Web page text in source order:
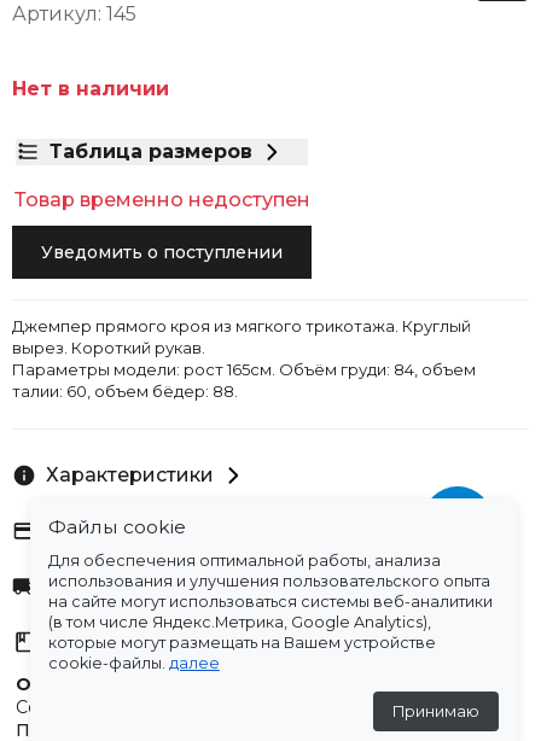
Артикул: 145
Нет в наличии
Таблица размеров
Товар временно недоступен
Уведомить о поступлении
Джемпер прямого кроя из мягкого трикотажа. Круглый
вырез. Короткий рукав.
Параметры модели: рост 165см. Объём груди: 84, объем
талии: 60, объем бёдер: 88.
Характеристики
Оплата
Доставка
Склады
Остались вопросы?
Создали для вас подборку часто задаваемых вопросов.
Переходи по ссылке
Файлы cookie
Для обеспечения оптимальной работы, анализа
использования и улучшения пользовательского опыта
на сайте могут использоваться системы веб-аналитики
(в том числе Яндекс.Метрика, Google Analytics),
которые могут размещать на Вашем устройстве
cookie-файлы. далее
Принимаю